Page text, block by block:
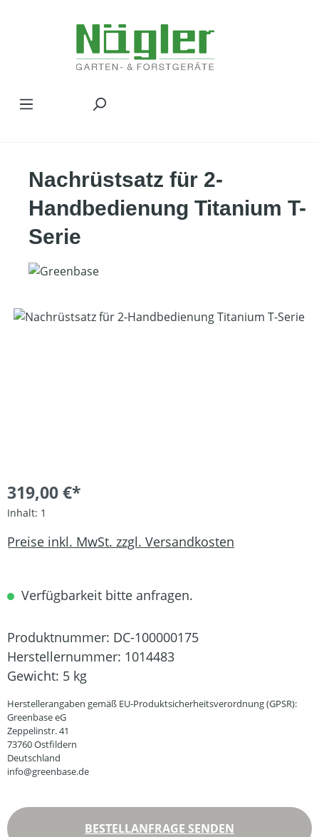
Nachrüstsatz für 2-
Handbedienung Titanium T-
Serie
Bildergalerie überspringen
319,00 €*
Inhalt: 1
Preise inkl. MwSt. zzgl. Versandkosten
Verfügbarkeit bitte anfragen.
Produktnummer: DC-100000175
Herstellernummer: 1014483
Gewicht: 5 kg
Herstellerangaben gemäß EU-Produktsicherheitsverordnung (GPSR):
Greenbase eG
Zeppelinstr. 41
73760 Ostfildern
Deutschland
info@greenbase.de
BESTELLANFRAGE SENDEN